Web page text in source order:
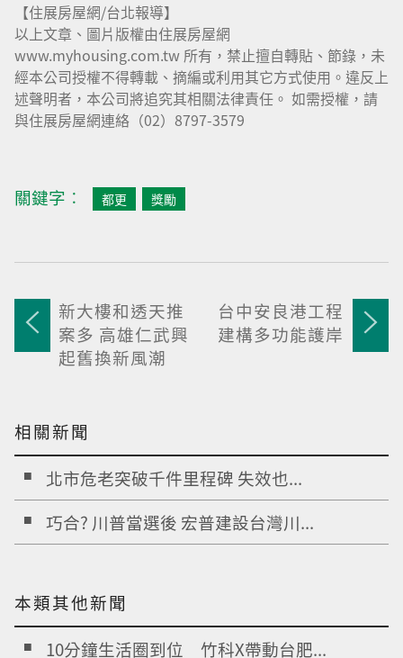
【住展房屋網/台北報導】
以上文章、圖片版權由住展房屋網
www.myhousing.com.tw 所有，禁止擅自轉貼、節錄，未
經本公司授權不得轉載、摘編或利用其它方式使用。違反上
述聲明者，本公司將追究其相關法律責任。 如需授權，請
與住展房屋網連絡（02）8797-3579
關鍵字︰ 都更 獎勵
新大樓和透天推
案多 高雄仁武興
起舊換新風潮
台中安良港工程
建構多功能護岸
相關新聞
北市危老突破千件里程碑 失效也...
巧合? 川普當選後 宏普建設台灣川...
本類其他新聞
10分鐘生活圈到位 竹科X帶動台肥...